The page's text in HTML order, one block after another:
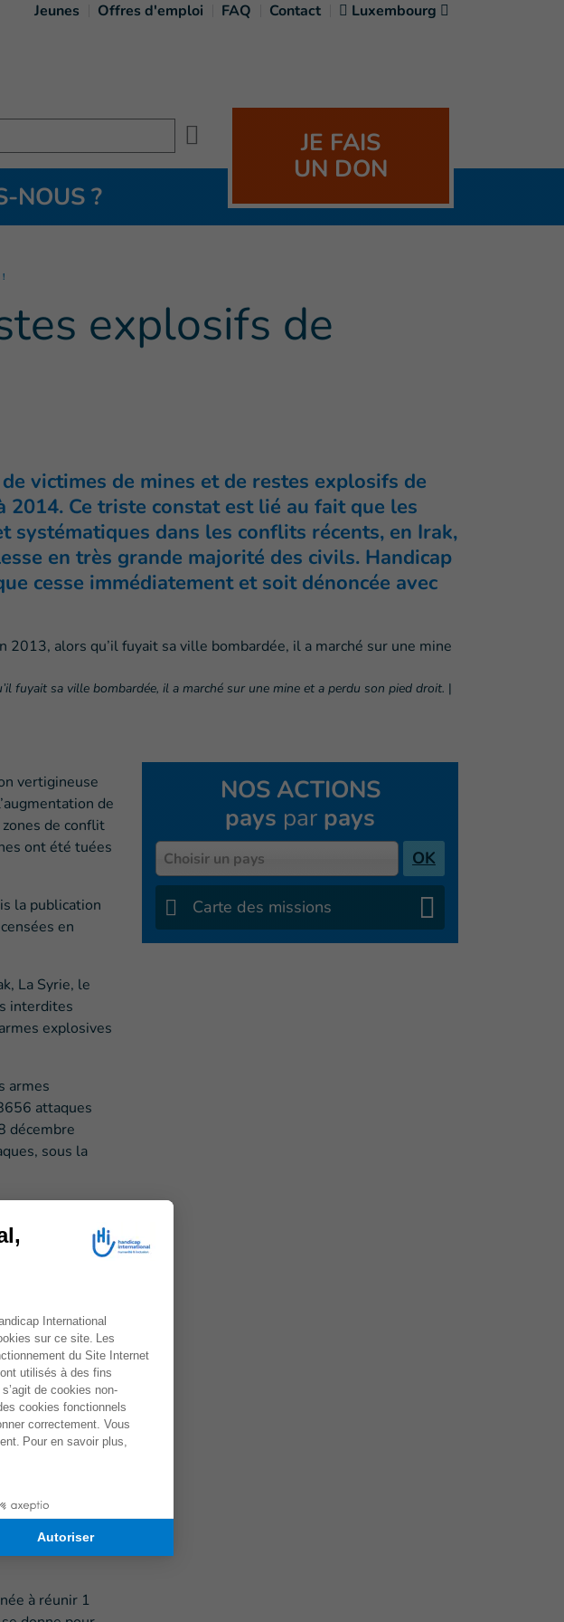
Jeunes Offres d'emploi FAQ Contact Luxembourg
JE FAIS
UN DON
NOUS ?
explosifs de
victimes de mines et de restes explosifs de
Ce triste constat est lié au fait que les
systématiques dans les conflits récents, en Irak,
en très grande majorité des civils. Handicap
cesse immédiatement et soit dénoncée avec
fuyait sa ville bombardée, il a marché sur une mine et a perdu son pied droit. |
vertigineuse
de
de conflit
ont été tuées
la publication
en
La Syrie, le
interdites
explosives
armes
attaques
décembre
sous la
de
après les
la présence
à une vie
des Nations
plus de 3,6
et les
liés à la
dans
pilonnages
significatif
en danger la vie
à celles des
à réunir 1
NOS ACTIONS
pays par pays
PaysChoisir un pays OK
Carte des missions